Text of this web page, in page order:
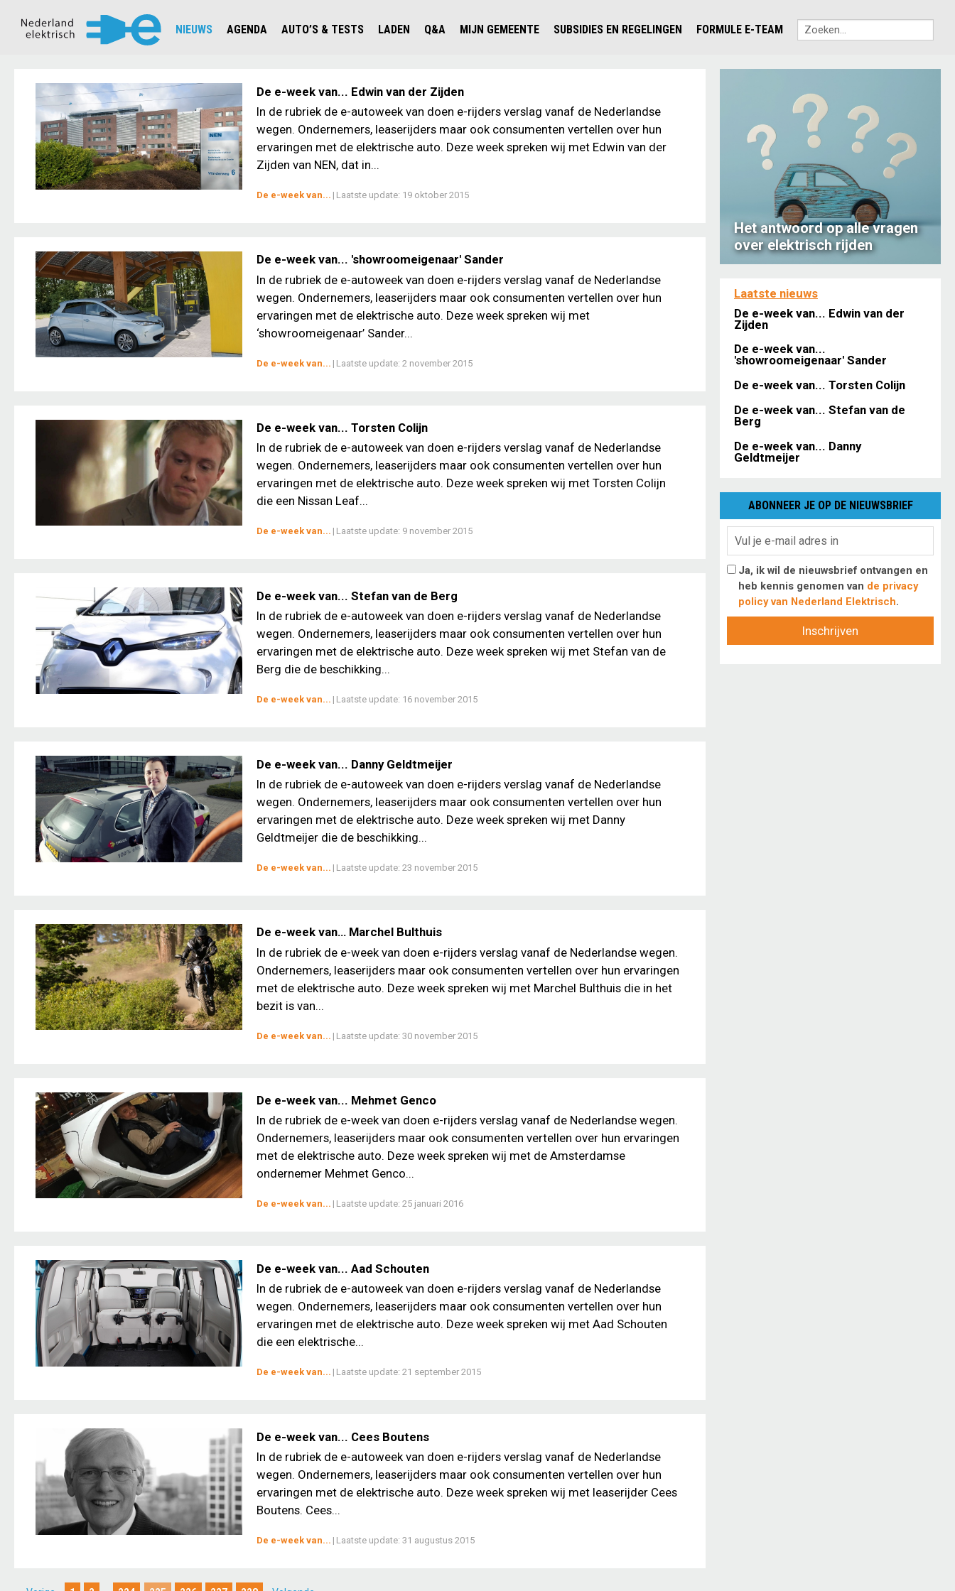
NIEUWS
CIJFERS EN STATISTIEKEN EV'S IN NEDERLAND
AANMELDEN NIEUWSBRIEF
AGENDA
AUTO’S & TESTS
JOUW VOLGENDE AUTO ELEKTRISCH?
LADEN
Q&A
OPLADEN
SLIM LADEN
MIJN GEMEENTE
VVE
SUBSIDIES EN REGELINGEN FORMULE E-TEAM
De e-week van... Edwin van der Zijden
In de rubriek de e-autoweek van doen e-rijders verslag vanaf de Nederlandse
wegen. Ondernemers, leaserijders maar ook consumenten vertellen over hun
ervaringen met de elektrische auto. Deze week spreken wij met Edwin van der
Zijden van NEN, dat in...
De e-week van... | Laatste update: 19 oktober 2015
De e-week van... 'showroomeigenaar' Sander
In de rubriek de e-autoweek van doen e-rijders verslag vanaf de Nederlandse
wegen. Ondernemers, leaserijders maar ook consumenten vertellen over hun
ervaringen met de elektrische auto. Deze week spreken wij met
‘showroomeigenaar’ Sander...
De e-week van... | Laatste update: 2 november 2015
De e-week van... Torsten Colijn
In de rubriek de e-autoweek van doen e-rijders verslag vanaf de Nederlandse
wegen. Ondernemers, leaserijders maar ook consumenten vertellen over hun
ervaringen met de elektrische auto. Deze week spreken wij met Torsten Colijn
die een Nissan Leaf...
De e-week van... | Laatste update: 9 november 2015
De e-week van... Stefan van de Berg
In de rubriek de e-autoweek van doen e-rijders verslag vanaf de Nederlandse
wegen. Ondernemers, leaserijders maar ook consumenten vertellen over hun
ervaringen met de elektrische auto. Deze week spreken wij met Stefan van de
Berg die de beschikking...
De e-week van... | Laatste update: 16 november 2015
De e-week van... Danny Geldtmeijer
In de rubriek de e-autoweek van doen e-rijders verslag vanaf de Nederlandse
wegen. Ondernemers, leaserijders maar ook consumenten vertellen over hun
ervaringen met de elektrische auto. Deze week spreken wij met Danny
Geldtmeijer die de beschikking...
De e-week van... | Laatste update: 23 november 2015
De e-week van… Marchel Bulthuis
In de rubriek de e-week van doen e-rijders verslag vanaf de Nederlandse wegen.
Ondernemers, leaserijders maar ook consumenten vertellen over hun ervaringen
met de elektrische auto. Deze week spreken wij met Marchel Bulthuis die in het
bezit is van...
De e-week van... | Laatste update: 30 november 2015
De e-week van... Mehmet Genco
In de rubriek de e-week van doen e-rijders verslag vanaf de Nederlandse wegen.
Ondernemers, leaserijders maar ook consumenten vertellen over hun ervaringen
met de elektrische auto. Deze week spreken wij met de Amsterdamse
ondernemer Mehmet Genco...
De e-week van... | Laatste update: 25 januari 2016
De e-week van... Aad Schouten
In de rubriek de e-autoweek van doen e-rijders verslag vanaf de Nederlandse
wegen. Ondernemers, leaserijders maar ook consumenten vertellen over hun
ervaringen met de elektrische auto. Deze week spreken wij met Aad Schouten
die een elektrische...
De e-week van... | Laatste update: 21 september 2015
De e-week van... Cees Boutens
In de rubriek de e-autoweek van doen e-rijders verslag vanaf de Nederlandse
wegen. Ondernemers, leaserijders maar ook consumenten vertellen over hun
ervaringen met de elektrische auto. Deze week spreken wij met leaserijder Cees
Boutens. Cees...
De e-week van... | Laatste update: 31 augustus 2015
Het antwoord op alle vragen
over elektrisch rijden
Laatste nieuws
De e-week van... Edwin van der
Zijden
De e-week van...
'showroomeigenaar' Sander
De e-week van... Torsten Colijn
De e-week van... Stefan van de
Berg
De e-week van... Danny
Geldtmeijer
ABONNEER JE OP DE NIEUWSBRIEF
Ja, ik wil de nieuwsbrief ontvangen en
heb kennis genomen van de privacy
policy van Nederland Elektrisch.
Inschrijven